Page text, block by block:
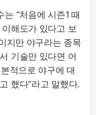
“처음에 시즌1 때
해도가 있다고 보
지만 야구라는 종목
기술만 있다면 어
적으로 야구에 대
했다”라고 말했다.